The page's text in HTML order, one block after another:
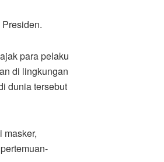
para pelaku
di lingkungan
dunia tersebut
masker,